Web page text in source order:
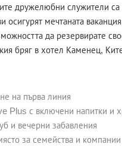
дружелюбни служители са
осигурят мечтаната
да резервирате
бряг в хотел Каменец,
на първа линия
Plus с включени напитки и
и вечерни забавления
за семейства и компании